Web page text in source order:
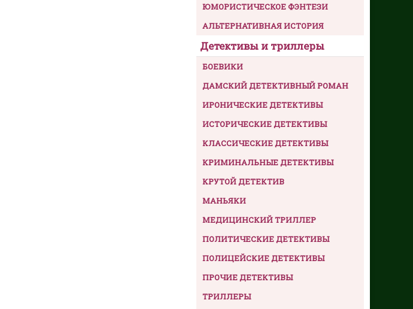
ЮМОРИСТИЧЕСКОЕ ФЭНТЕЗИ
АЛЬТЕРНАТИВНАЯ ИСТОРИЯ
Детективы и триллеры
БОЕВИКИ
ДАМСКИЙ ДЕТЕКТИВНЫЙ РОМАН
ИРОНИЧЕСКИЕ ДЕТЕКТИВЫ
ИСТОРИЧЕСКИЕ ДЕТЕКТИВЫ
КЛАССИЧЕСКИЕ ДЕТЕКТИВЫ
КРИМИНАЛЬНЫЕ ДЕТЕКТИВЫ
КРУТОЙ ДЕТЕКТИВ
МАНЬЯКИ
МЕДИЦИНСКИЙ ТРИЛЛЕР
ПОЛИТИЧЕСКИЕ ДЕТЕКТИВЫ
ПОЛИЦЕЙСКИЕ ДЕТЕКТИВЫ
ПРОЧИЕ ДЕТЕКТИВЫ
ТРИЛЛЕРЫ